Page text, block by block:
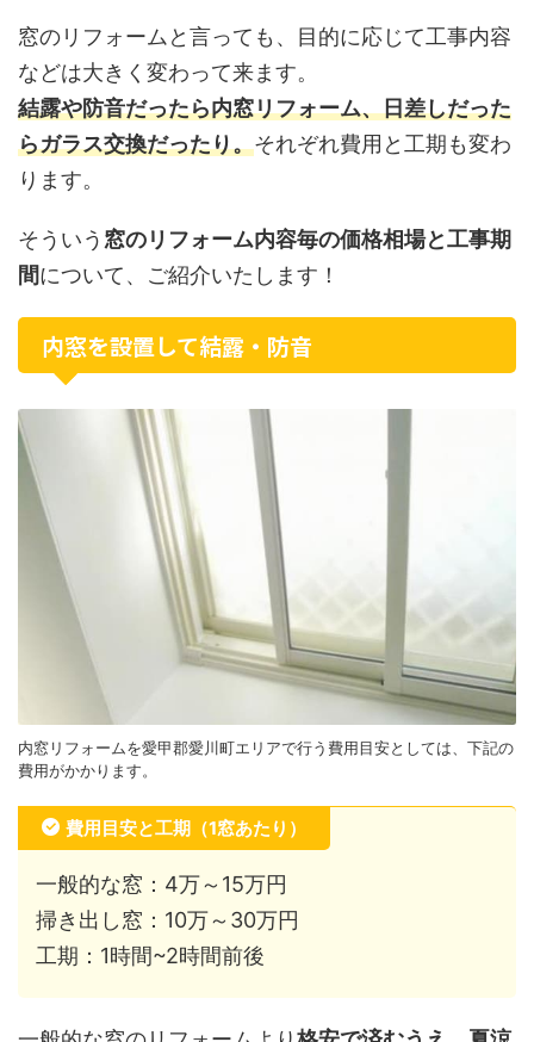
窓のリフォームと言っても、目的に応じて工事内容
などは大きく変わって来ます。
結露や防音だったら内窓リフォーム、日差しだった
らガラス交換だったり。それぞれ費用と工期も変わ
ります。
そういう 窓のリフォーム内容毎の価格相場と工事期
間について、ご紹介いたします！
内窓を設置して結露・防音
内窓リフォームを愛甲郡愛川町エリアで行う費用目安としては、下記の
費用がかかります。
費用目安と工期（1窓あたり）
一般的な窓：4万～15万円
掃き出し窓：10万～30万円
工期：1時間~2時間前後